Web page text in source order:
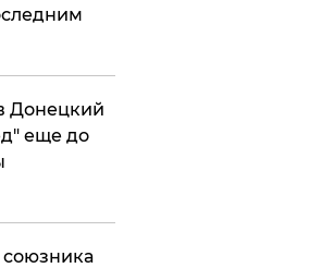
Донецкий
еще до
союзника